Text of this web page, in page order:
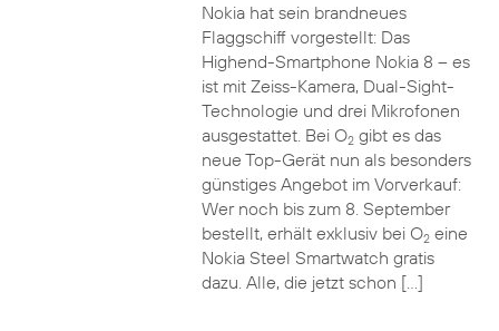
Nokia hat sein brandneues
Flaggschiff vorgestellt: Das
Highend-Smartphone Nokia 8 – es
ist mit Zeiss-Kamera, Dual-Sight-
Technologie und drei Mikrofonen
ausgestattet. Bei O2gibt es das
neue Top-Gerät nun als besonders
günstiges Angebot im Vorverkauf:
Wer noch bis zum 8. September
bestellt, erhält exklusiv bei O2eine
Nokia Steel Smartwatch gratis
dazu. Alle, die jetzt schon […]